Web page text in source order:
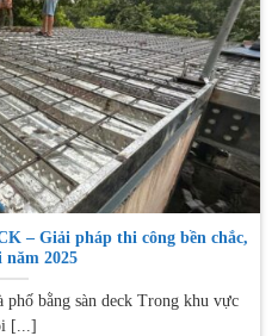
– Giải pháp thi công bền chắc,
năm 2025
bằng sàn deck Trong khu vực
[...]